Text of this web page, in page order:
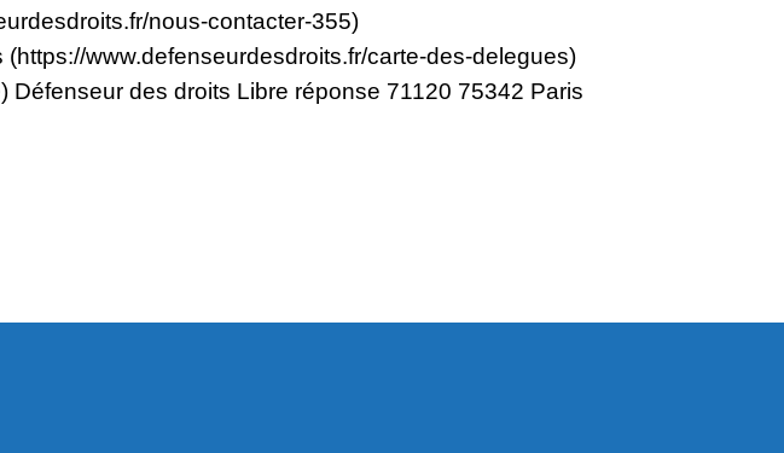
nous-contacter-355)
www.defenseurdesdroits.fr/carte-des-delegues)
Défenseur des droits Libre réponse 71120 75342 Paris